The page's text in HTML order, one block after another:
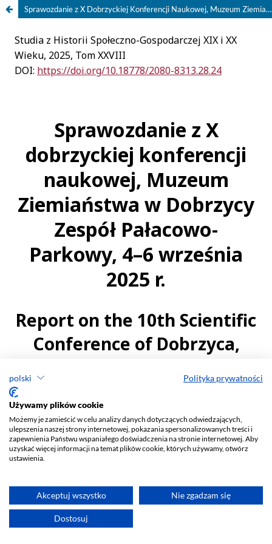
polski Polityka prywatności
Używamy plików cookie
Możemy je zamieścić w celu analizy danych dotyczących odwiedzających,
ulepszenia naszej strony internetowej, pokazania spersonalizowanych treści i
zapewnienia Państwu wspaniałego doświadczenia na stronie internetowej. Aby
uzyskać więcej informacji na temat plików cookie, których używamy, otwórz
ustawienia.
Akceptuj wszystko Nie zgadzam się
Dostosuj
Sprawozdanie z X Dobrzyckiej Konferencji Naukowej, Muzeum Ziemiaństwa w Dobrzycy Zespół Pałacowo-Parkowy, 4–6 września 2025 r.